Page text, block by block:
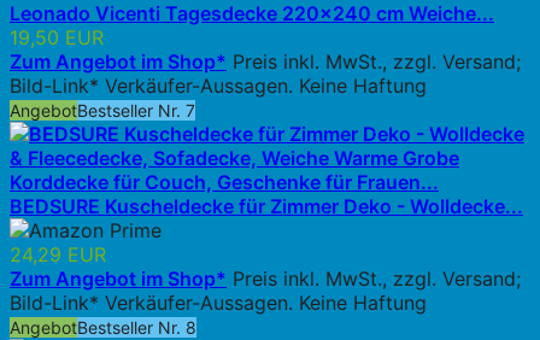
Leonado Vicenti Tagesdecke 220x240 cm Weiche...
19,50 EUR
Zum Angebot im Shop* Preis inkl. MwSt., zzgl. Versand;
Bild-Link* Verkäufer-Aussagen. Keine Haftung
AngebotBestseller Nr. 7
BEDSURE Kuscheldecke für Zimmer Deko - Wolldecke...
24,29 EUR
Zum Angebot im Shop* Preis inkl. MwSt., zzgl. Versand;
Bild-Link* Verkäufer-Aussagen. Keine Haftung
AngebotBestseller Nr. 8